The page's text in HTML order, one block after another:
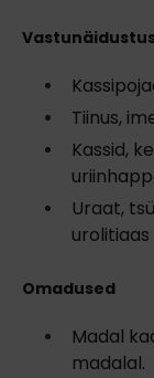
Tiinus,
Kassid,
Uraat,
urolitiaas
Omadused
Madal
madalal.